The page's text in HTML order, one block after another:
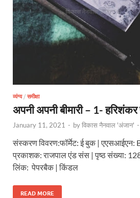
व्यंग्य/ समीक्षा
अपनी अपनी बीमारी – 1- हरिशंकर
January 11, 2021 - byविकास नैनवाल 'अंजान' -
संस्करण विवरण:फॉर्मेट: ई बुक | एएसआईएन:
प्रकाशक: राजपाल एंड संस | पृष्ठ संख्या:
लिंक: पेपरबैक | किंडल
READ MORE